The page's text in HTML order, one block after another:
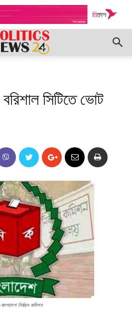
সিটিতে ভোট
নির্বাচন কমিশন